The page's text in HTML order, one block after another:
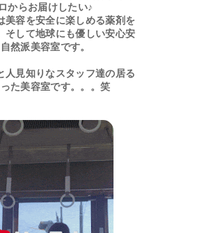
からお届けしたい♪
容を安全に楽しめる薬剤を
そして地球にも優しい安心安
然派美容室です。
見知りなスタッフ達の居る
た美容室です。。。笑